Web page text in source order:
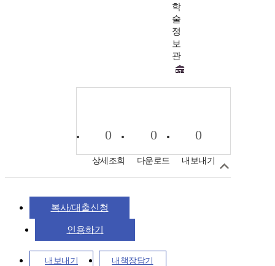
학
술
정
보
관
0
상세조회
0
다운로드
0
내보내기
복사/대출신청
인용하기
내보내기 내책장담기